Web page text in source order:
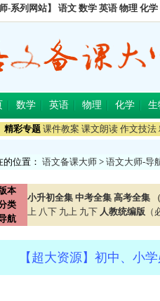
-系列网站】 语文 数学 英语 物理 化学
数学 英语 物理 化学 生
精彩专题 课件教案 课文朗读 作文技法
的位置： 语文备课大师 > 语文大师-导
本
类
航
小升初全集 中考全集 高考全集
上 八下 九上 九下 人教统编版 （
【超大资源】初中、小